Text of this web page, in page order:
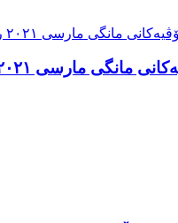
٢٠٢١ رۆژهەڵاتی کوردستان